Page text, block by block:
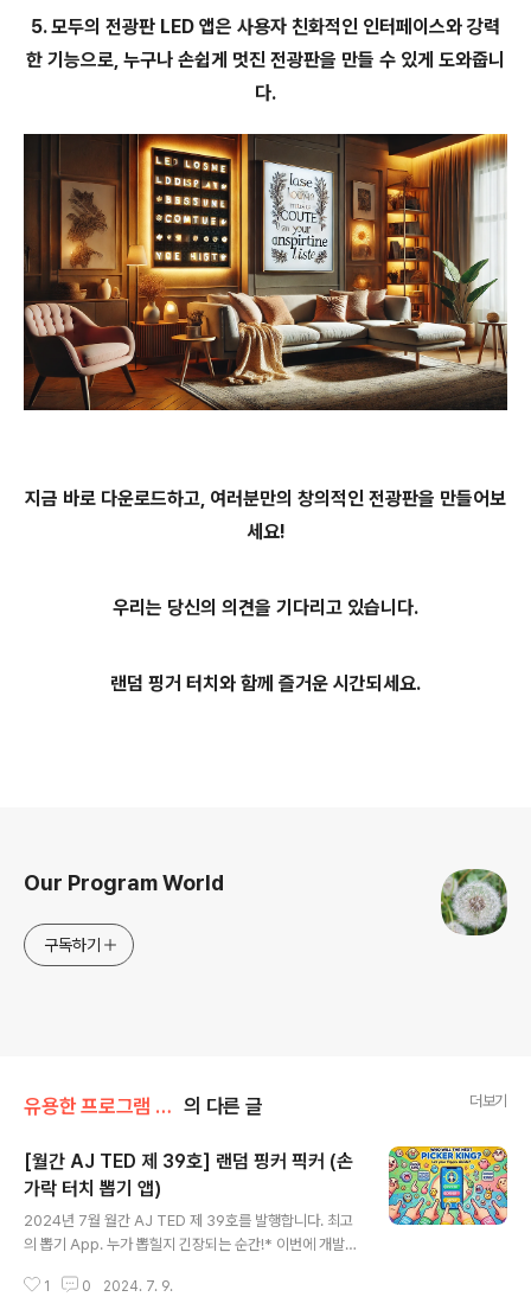
5. 모두의 전광판 LED 앱은 사용자 친화적인 인터페이스와 강력
한 기능으로, 누구나 손쉽게 멋진 전광판을 만들 수 있게 도와줍니
다.
지금 바로 다운로드하고, 여러분만의 창의적인 전광판을 만들어보
세요!
우리는 당신의 의견을 기다리고 있습니다.
랜덤 핑거 터치와 함께 즐거운 시간되세요.
Our Program World
구독하기
유용한 프로그램 소개 의 다른 글 더보기
[월간 AJ TED 제 39호] 랜덤 핑커 픽커 (손
가락 터치 뽑기 앱)
2024년 7월 월간 AJ TED 제 39호를 발행합니다. 최고
의 뽑기 App. 누가 뽑힐지 긴장되는 순간!* 이번에 개발한
r (랜덤 핑거 픽커)" 입니다.* 어떻게 사용할 수 있나요?구
1 0 2024. 7. 9.